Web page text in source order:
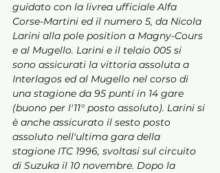
guidato con la livrea ufficiale Alfa
Corse-Martini ed il numero 5, da Nicola
Larini alla pole position a Magny-Cours
e al Mugello. Larini e il telaio 005 si
sono assicurati la vittoria assoluta a
Interlagos ed al Mugello nel corso di
una stagione da 95 punti in 14 gare
(buono per l'11° posto assoluto). Larini si
è anche assicurato il sesto posto
assoluto nell'ultima gara della
stagione ITC 1996, svoltasi sul circuito
di Suzuka il 10 novembre. Dopo la